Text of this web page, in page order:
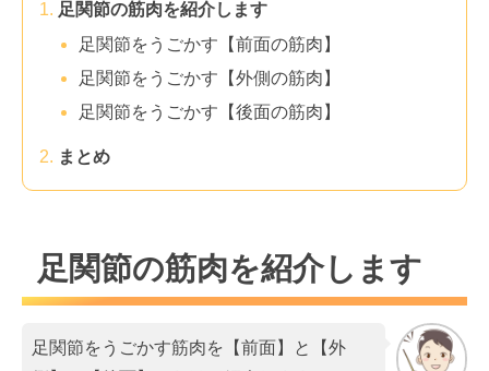
足関節の筋肉を紹介します
足関節をうごかす【前面の筋肉】
足関節をうごかす【外側の筋肉】
足関節をうごかす【後面の筋肉】
まとめ
足関節の筋肉を紹介します
足関節をうごかす筋肉を【前面】と【外